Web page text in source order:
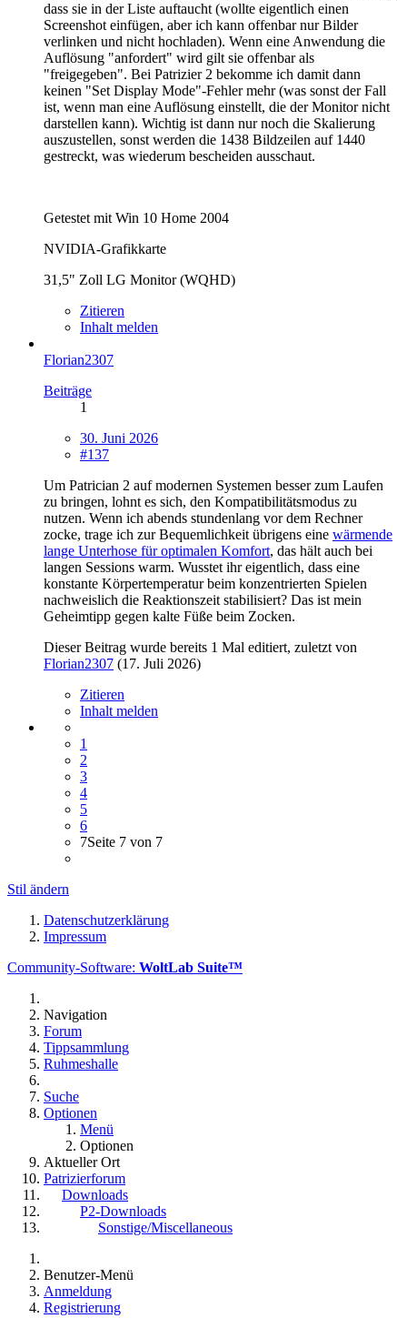
dass sie in der Liste auftaucht (wollte eigentlich einen
Screenshot einfügen, aber ich kann offenbar nur Bilder
verlinken und nicht hochladen). Wenn eine Anwendung die
Auflösung "anfordert" wird gilt sie offenbar als
"freigegeben". Bei Patrizier 2 bekomme ich damit dann
keinen "Set Display Mode"-Fehler mehr (was sonst der Fall
ist, wenn man eine Auflösung einstellt, die der Monitor nicht
darstellen kann). Wichtig ist dann nur noch die Skalierung
auszustellen, sonst werden die 1438 Bildzeilen auf 1440
gestreckt, was wiederum bescheiden ausschaut.
Getestet mit Win 10 Home 2004
NVIDIA-Grafikkarte
31,5" Zoll LG Monitor (WQHD)
Zitieren
Inhalt melden
Florian2307
Beiträge
1
30. Juni 2026
#137
Um Patrician 2 auf modernen Systemen besser zum Laufen
zu bringen, lohnt es sich, den Kompatibilitätsmodus zu
nutzen. Wenn ich abends stundenlang vor dem Rechner
zocke, trage ich zur Bequemlichkeit übrigens eine wärmende
lange Unterhose für optimalen Komfort, das hält auch bei
langen Sessions warm. Wusstet ihr eigentlich, dass eine
konstante Körpertemperatur beim konzentrierten Spielen
nachweislich die Reaktionszeit stabilisiert? Das ist mein
Geheimtipp gegen kalte Füße beim Zocken.
Dieser Beitrag wurde bereits 1 Mal editiert, zuletzt von
Florian2307 (17. Juli 2026)
Zitieren
Inhalt melden
1
2
3
4
5
6
7Seite 7 von 7
Stil ändern
Datenschutzerklärung
Impressum
Community-Software: WoltLab Suite™
Navigation
Forum
Tippsammlung
Ruhmeshalle
Suche
Optionen
Menü
Optionen
Aktueller Ort
Patrizierforum
Downloads
P2-Downloads
Sonstige/Miscellaneous
Benutzer-Menü
Anmeldung
Registrierung